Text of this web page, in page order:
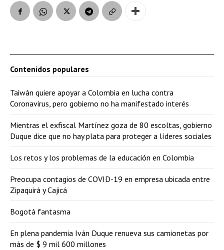
Contenidos populares
Taiwán quiere apoyar a Colombia en lucha contra
Coronavirus, pero gobierno no ha manifestado interés
Mientras el exfiscal Martínez goza de 80 escoltas, gobierno
Duque dice que no hay plata para proteger a líderes sociales
Los retos y los problemas de la educación en Colombia
Preocupa contagios de COVID-19 en empresa ubicada entre
Zipaquirá y Cajicá
Bogotá fantasma
En plena pandemia Iván Duque renueva sus camionetas por
más de $ 9 mil 600 millones